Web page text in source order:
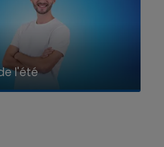
l'été